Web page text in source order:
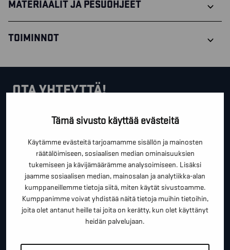
Tämä sivusto käyttää evästeitä
Käytämme evästeitä tarjoamamme sisällön ja mainosten
räätälöimiseen, sosiaalisen median ominaisuuksien
tukemiseen ja kävijämäärämme analysoimiseen. Lisäksi
jaamme sosiaalisen median, mainosalan ja analytiikka-alan
kumppaneillemme tietoja siitä, miten käytät sivustoamme.
Kumppanimme voivat yhdistää näitä tietoja muihin tietoihin,
joita olet antanut heille tai joita on kerätty, kun olet käyttänyt
heidän palvelujaan.
MATERIAALIT JA PESUOHJEET
TOIMINNOT
OTA YHTEYTTÄ!
Tällä lomakkeella voit kysyä lisäinfoa, pyytää ilmaista
terveisiä!
" näyttää pakolliset kentät
ETUNIMI SUKUNIMI *